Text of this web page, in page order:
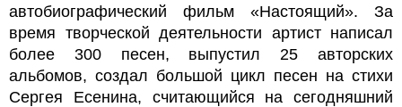
автобиографический фильм «Настоящий». За
время творческой деятельности артист написал
более 300 песен, выпустил 25 авторских
альбомов, создал большой цикл песен на стихи
Сергея Есенина, считающийся на сегодняшний